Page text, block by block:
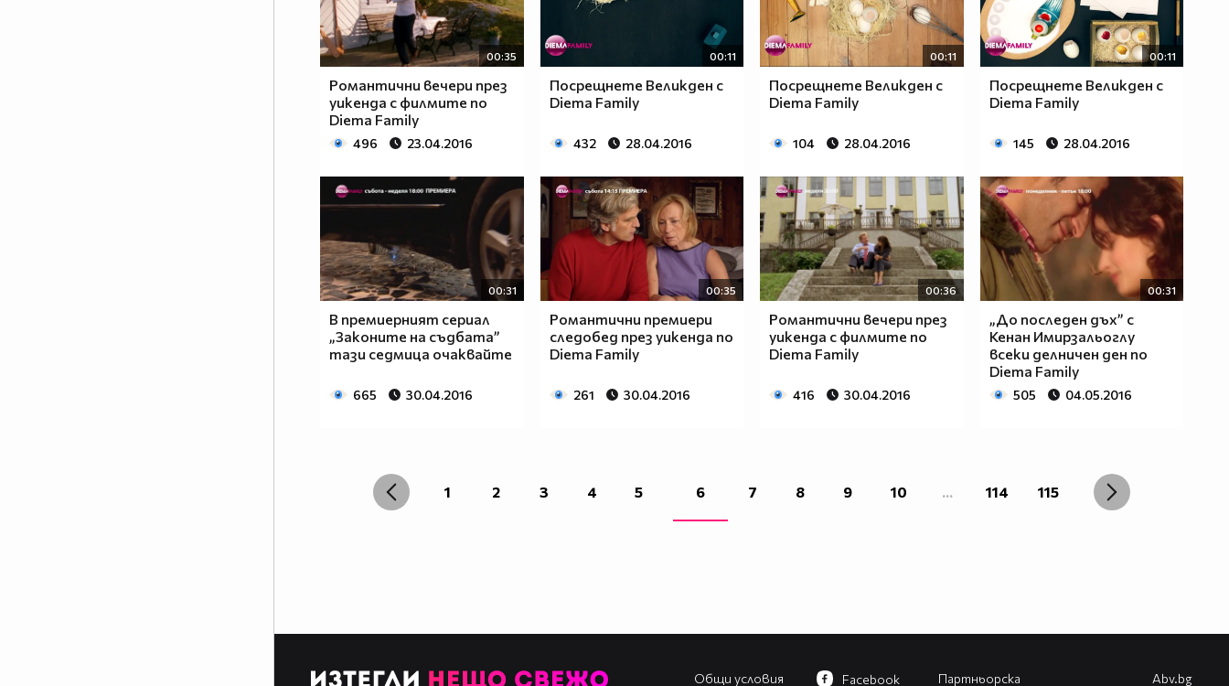
00:35
Романтични вечери през
уикенда с филмите по
Diema Family
496 23.04.2016
00:11
Посрещнете Великден с
Diema Family
432 28.04.2016
00:11
Посрещнете Великден с
Diema Family
104 28.04.2016
00:11
Посрещнете Великден с
Diema Family
145 28.04.2016
00:31
В премиерният сериал
„Законите на съдбата”
тази седмица очаквайте
665 30.04.2016
00:35
Романтични премиери
следобед през уикенда по
Diema Family
261 30.04.2016
00:36
Романтични вечери през
уикенда с филмите по
Diema Family
416 30.04.2016
00:31
„До последен дъх” с
Кенан Имирзальоглу
всеки делничен ден по
Diema Family
505 04.05.2016
1 2 3 4 5 6 7 8 9 10 ... 114 115
Общи условия
Партньорска
Facebook Abv.bg